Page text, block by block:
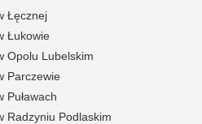
Łęcznej
Łukowie
Opolu Lubelskim
Parczewie
Puławach
Radzyniu Podlaskim